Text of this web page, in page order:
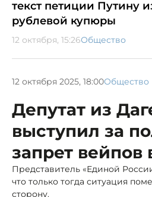
текст петиции Путину
рублевой купюры
12 октября, 15:26Общество
12 октября 2025, 18:00Общество
Депутат из
выступил за
запрет вейпов
Представитель «Единой
что только тогда ситуация
сторону.